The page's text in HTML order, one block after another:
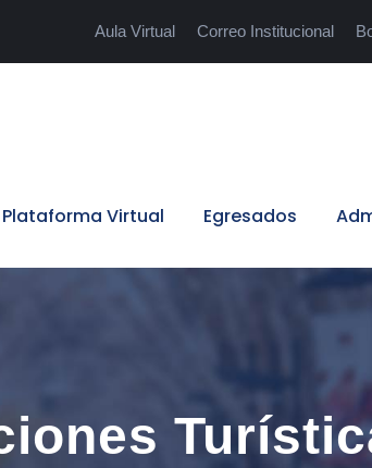
Aula Virtual Correo Institucional
Plataforma Virtual Egresados